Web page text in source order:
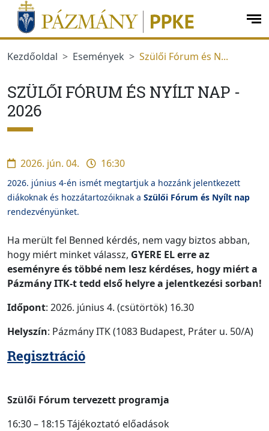
Ugrás a menüre
Ugrás a tartalomra
Kezdőoldal
Események Szülői Fórum és N...
SZÜLŐI FÓRUM ÉS NYÍLT NAP -
2026
2026. jún. 04. 16:30
2026. június 4-én ismét megtartjuk a hozzánk jelentkezett
diákoknak és hozzátartozóiknak a Szülői Fórum és Nyílt nap
rendezvényünket.
Ha merült fel Benned kérdés, nem vagy biztos abban,
hogy miért minket válassz, GYERE EL erre az
eseményre és többé nem lesz kérdéses, hogy miért a
Pázmány ITK-t tedd első helyre a jelentkezési sorban!
Időpont: 2026. június 4. (csütörtök) 16.30
Helyszín: Pázmány ITK (1083 Budapest, Práter u. 50/A)
Regisztráció
Szülői Fórum tervezett programja
16:30 – 18:15 Tájékoztató előadások